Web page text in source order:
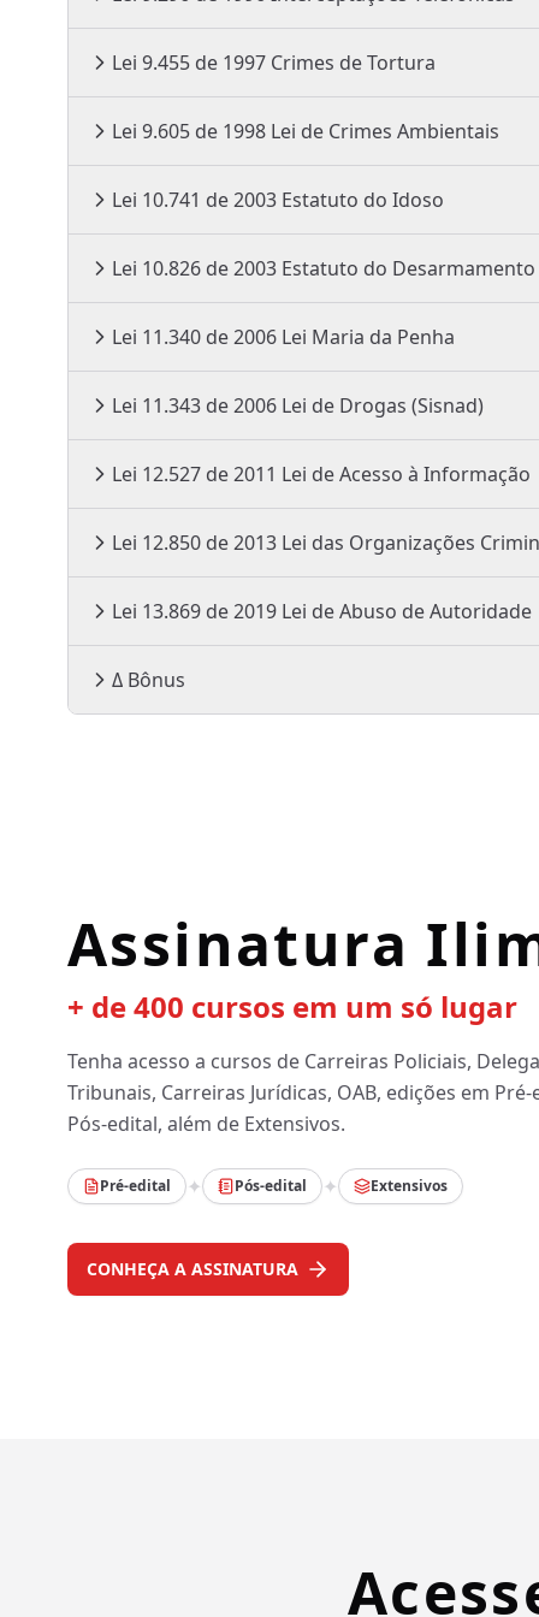
Lei 9.455 de 1997 Crimes de Tortura
Lei 9.605 de 1998 Lei de Crimes Ambientais
Lei 10.741 de 2003 Estatuto do Idoso
Lei 10.826 de 2003 Estatuto do Desarmamento
Lei 11.340 de 2006 Lei Maria da Penha
Lei 11.343 de 2006 Lei de Drogas (Sisnad)
Lei 12.527 de 2011 Lei de Acesso à Informação
Lei 12.850 de 2013 Lei das Organizações
Lei 13.869 de 2019 Lei de Abuso de Autoridade
Δ Bônus
Assinatura
+ de 400 cursos em um só lugar
Tenha acesso a cursos de Carreiras Policiais,
Tribunais, Carreiras Jurídicas, OAB, edições em
Pós-edital, além de Extensivos.
Pré-edital ✦ Pós-edital ✦ Extensivos
CONHEÇA A ASSINATURA